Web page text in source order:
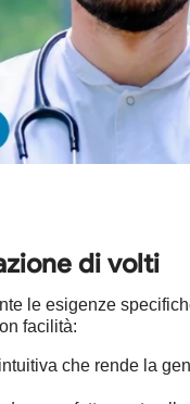
di volti
le esigenze
facilità:
che rende la